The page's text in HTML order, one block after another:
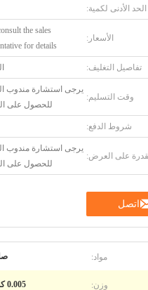
الحد الأدنى لكمية:
الأسعار:
the sales
for details.
تفاصيل التغليف:
وقت التسليم:
يرجى استشارة مندوب
للحصول على
شروط الدفع:
على العرض:
يرجى استشارة مندوب
للحصول على
اتصل
مواد:
وزن: 0.005 كجم